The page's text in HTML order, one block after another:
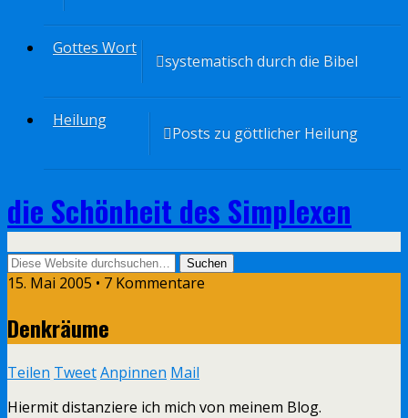
Gottes Wort
systematisch durch die Bibel
Heilung
Posts zu göttlicher Heilung
die Schönheit des Simplexen
15. Mai 2005 • 7 Kommentare
Denkräume
Teilen TweetAnpinnen Mail
Hiermit distanziere ich mich von meinem Blog.